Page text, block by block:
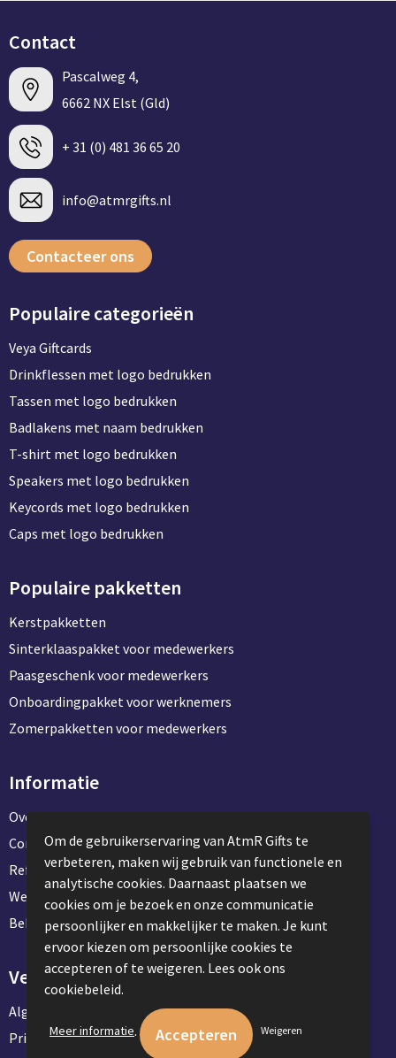
Contact
Pascalweg 4,
6662 NX Elst (Gld)
+ 31 (0) 481 36 65 20
info@atmrgifts.nl
Contacteer ons
Populaire categorieën
Veya Giftcards
Drinkflessen met logo bedrukken
Tassen met logo bedrukken
Badlakens met naam bedrukken
T-shirt met logo bedrukken
Speakers met logo bedrukken
Keycords met logo bedrukken
Caps met logo bedrukken
Populaire pakketten
Kerstpakketten
Sinterklaaspakket voor medewerkers
Paasgeschenk voor medewerkers
Onboardingpakket voor werknemers
Zomerpakketten voor medewerkers
Informatie
Over ons
Contact en klantenservice
Referentie projecten
Werken & stage bij AtmR Gifts
Bekijk kantoorbenodigdheden
Veilig winkelen
Algemene voorwaarden
Privacyverklaring
Om de gebruikerservaring van AtmR Gifts te
verbeteren, maken wij gebruik van functionele en
analytische cookies. Daarnaast plaatsen we
cookies om je bezoek en onze communicatie
persoonlijker en makkelijker te maken. Je kunt
ervoor kiezen om persoonlijke cookies te
accepteren of te weigeren. Lees ook ons
cookiebeleid.
Meer informatie. Weigeren